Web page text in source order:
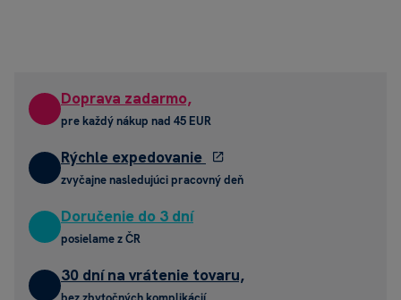
Doprava zadarmo,
pre každý nákup nad 45 EUR
Rýchle expedovanie
zvyčajne nasledujúci pracovný deň
Doručenie do 3 dní
posielame z ČR
30 dní na vrátenie tovaru,